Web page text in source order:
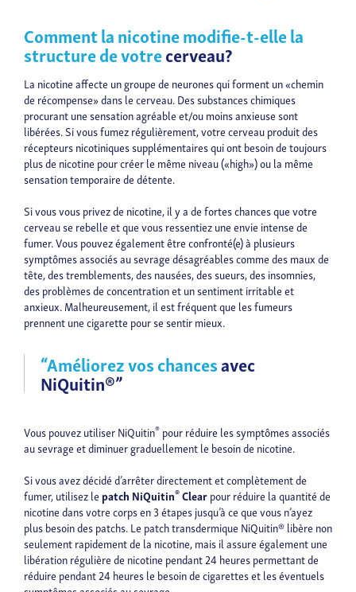
Comment la nicotine modifie-t-elle la
structure de votrecerveau?
La nicotine affecte un groupe de neurones qui forment un «chemin
de récompense» dans le cerveau. Des substances chimiques
procurant une sensation agréable et/ou moins anxieuse sont
libérées. Si vous fumez régulièrement, votre cerveau produit des
récepteurs nicotiniques supplémentaires qui ont besoin de toujours
plus de nicotine pour créer le même niveau («high») ou la même
sensation temporaire de détente.
Si vous vous privez de nicotine, il y a de fortes chances que votre
cerveau se rebelle et que vous ressentiez une envie intense de
fumer. Vous pouvez également être confronté(e) à plusieurs
symptômes associés au sevrage désagréables comme des maux de
tête, des tremblements, des nausées, des sueurs, des insomnies,
des problèmes de concentration et un sentiment irritable et
anxieux. Malheureusement, il est fréquent que les fumeurs
prennent une cigarette pour se sentir mieux.
“Améliorez vos chancesavec
NiQuitin®”
Vous pouvez utiliser NiQuitin® pour réduire les symptômes associés
au sevrage et diminuer graduellement le besoin de nicotine.
Si vous avez décidé d’arrêter directement et complètement de
fumer, utilisez lepatch NiQuitin®Clearpour réduire la quantité de
nicotine dans votre corps en 3 étapes jusqu’à ce que vous n’ayez
plus besoin des patchs. Le patch transdermique NiQuitin® libère non
seulement rapidement de la nicotine, mais il assure également une
libération régulière de nicotine pendant 24 heures permettant de
réduire pendant 24 heures le besoin de cigarettes et les éventuels